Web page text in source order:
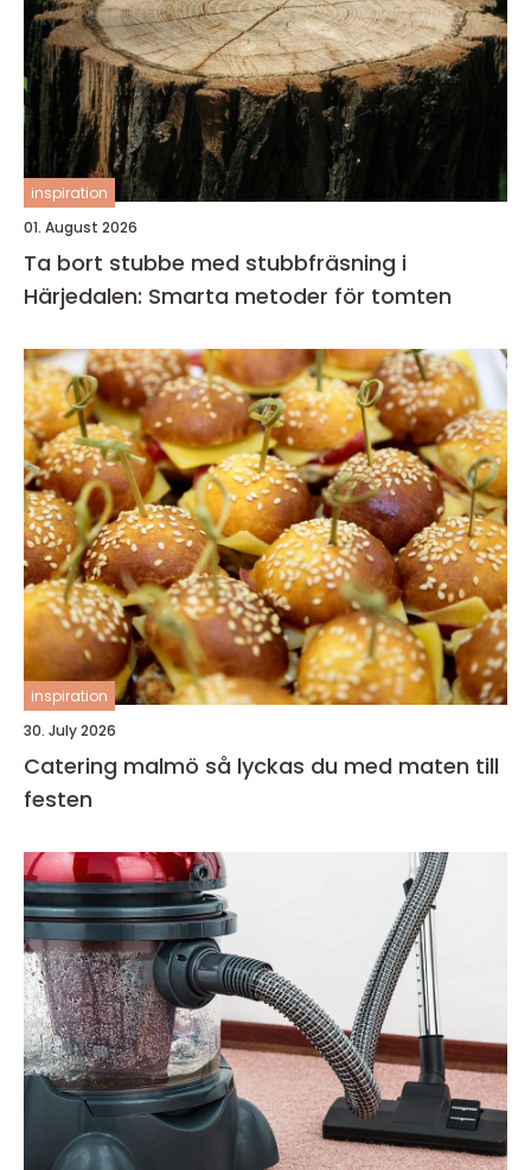
inspiration
01. August 2026
Ta bort stubbe med stubbfräsning i
Härjedalen: Smarta metoder för tomten
inspiration
30. July 2026
Catering malmö så lyckas du med maten till
festen